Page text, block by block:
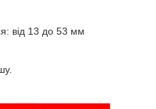
від 13 до 53 мм